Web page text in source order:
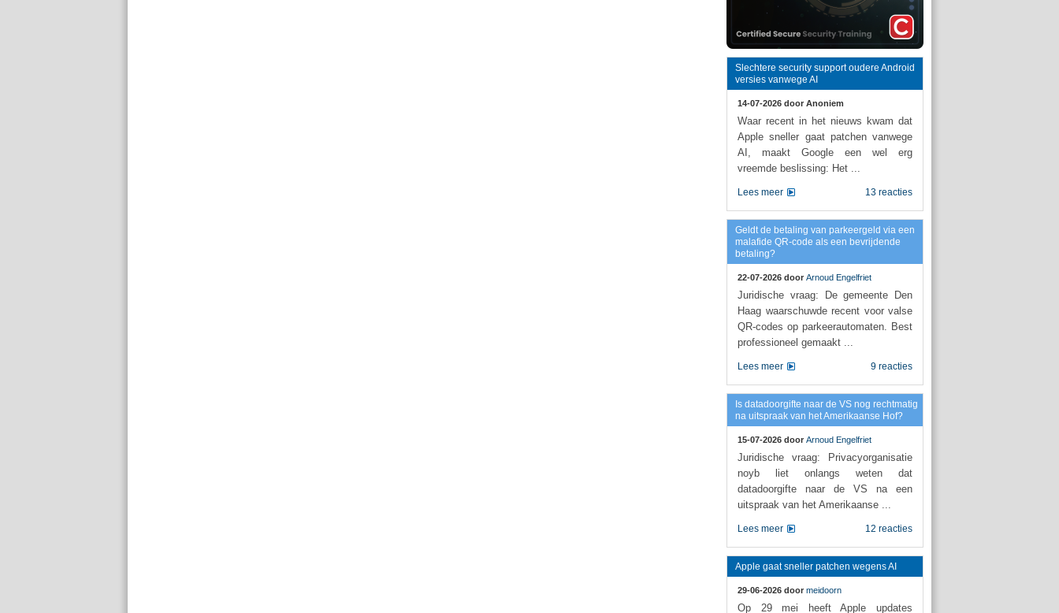
Slechtere security support oudere Android
versies vanwege AI
14-07-2026 door Anoniem
Waar recent in het nieuws kwam dat
Apple sneller gaat patchen vanwege
AI, maakt Google een wel erg
vreemde beslissing: Het ...
13 reacties
Lees meer
Geldt de betaling van parkeergeld via een
malafide QR-code als een bevrijdende
betaling?
22-07-2026 door Arnoud Engelfriet
Juridische vraag: De gemeente Den
Haag waarschuwde recent voor valse
QR-codes op parkeerautomaten. Best
professioneel gemaakt ...
9 reacties
Lees meer
Is datadoorgifte naar de VS nog rechtmatig
na uitspraak van het Amerikaanse Hof?
15-07-2026 door Arnoud Engelfriet
Juridische vraag: Privacyorganisatie
noyb liet onlangs weten dat
datadoorgifte naar de VS na een
uitspraak van het Amerikaanse ...
12 reacties
Lees meer
Apple gaat sneller patchen wegens AI
29-06-2026 door meidoorn
Op 29 mei heeft Apple updates